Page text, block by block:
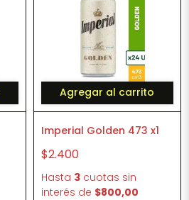
Agregar al carrito
Imperial Golden 473 x1
$2.400
Hasta 3 cuotas sin
interés de $800,00